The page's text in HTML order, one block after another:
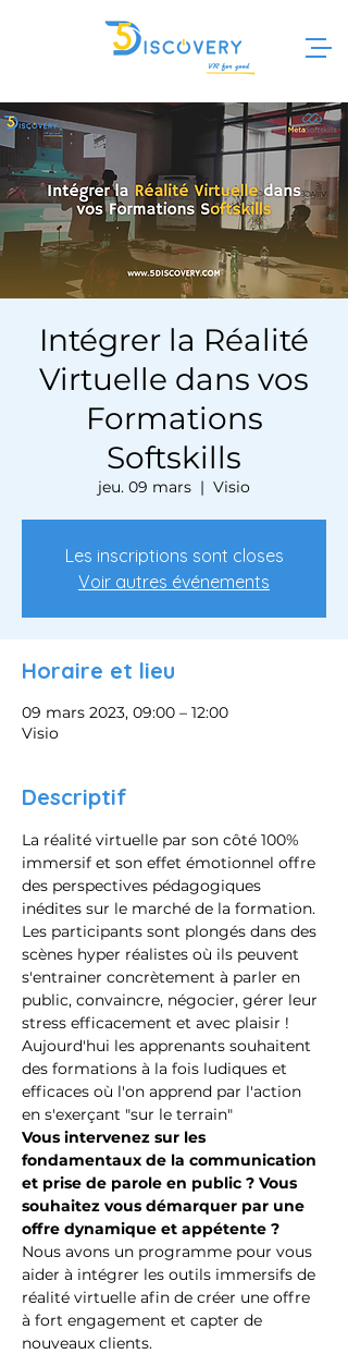
Intégrer la Réalité
Virtuelle dans vos
Formations
Softskills
jeu. 09 mars
  |
Visio
Les inscriptions sont closes
Voir autres événements
Horaire et lieu
09 mars 2023, 09:00 – 12:00
Visio
Descriptif
La réalité virtuelle par son côté 100%
immersif et son effet émotionnel offre
des perspectives pédagogiques
inédites sur le marché de la formation.
Les participants sont plongés dans des
scènes hyper réalistes où ils peuvent
s'entrainer concrètement à parler en
public, convaincre, négocier, gérer leur
stress efficacement et avec plaisir !
Aujourd'hui les apprenants souhaitent
des formations à la fois ludiques et
efficaces où l'on apprend par l'action
en s'exerçant "sur le terrain"
Vous intervenez sur les
fondamentaux de la communication
et prise de parole en public ? Vous
souhaitez vous démarquer par une
offre dynamique et appétente ?
Nous avons un programme pour vous
aider à intégrer les outils immersifs de
réalité virtuelle afin de créer une offre
à fort engagement et capter de
nouveaux clients.